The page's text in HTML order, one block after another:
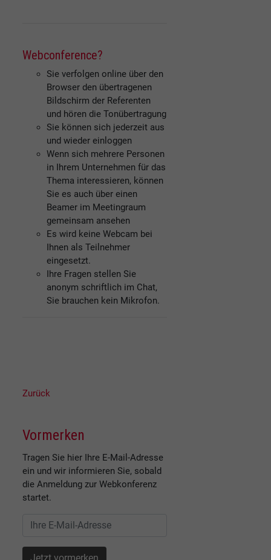
Webconference?
Sie verfolgen online über den
Browser den übertragenen
Bildschirm der Referenten
und hören die Tonübertragung
Sie können sich jederzeit aus
und wieder einloggen
Wenn sich mehrere Personen
in Ihrem Unternehmen für das
Thema interessieren, können
Sie es auch über einen
Beamer im Meetingraum
gemeinsam ansehen
Es wird keine Webcam bei
Ihnen als Teilnehmer
eingesetzt.
Ihre Fragen stellen Sie
anonym schriftlich im Chat,
Sie brauchen kein Mikrofon.
Zurück
Vormerken
Tragen Sie hier Ihre E-Mail-Adresse
ein und wir informieren Sie, sobald
die Anmeldung zur Webkonferenz
startet.